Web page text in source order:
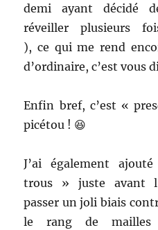
demi ayant décidé
réveiller plusieurs
), ce qui me rend
d’ordinaire, c’est vous
Enfin bref, c’est «
picétou ! 😆
J’ai également
trous » juste avant
passer un joli biais
le rang de mailles